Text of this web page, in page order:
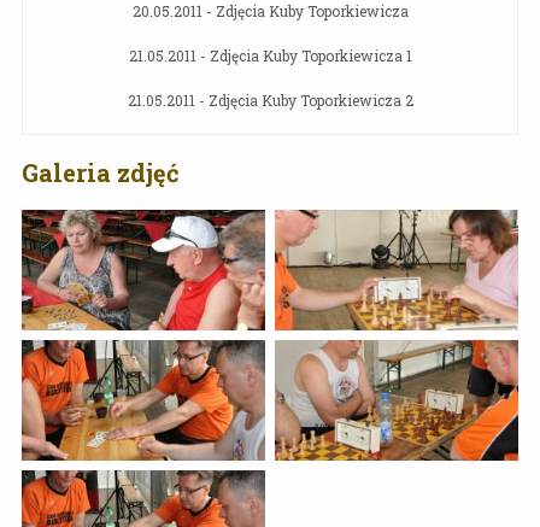
20.05.2011 - Zdjęcia Kuby Toporkiewicza
21.05.2011 - Zdjęcia Kuby Toporkiewicza 1
21.05.2011 - Zdjęcia Kuby Toporkiewicza 2
Galeria zdjęć